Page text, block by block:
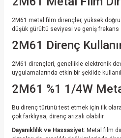
2M61 metal film dirençler, yüksek
düşük gürültü seviyesi ve geniş frekans
2M61 Direnç
2M61 dirençleri, genellikle elektronik
uygulamalarında etkin bir şekilde
2M61 %1 1/4W
Bu direnç türünü test etmek için ilk
çok farklıysa, direnç arızalı olabilir.
Dayanıklılık ve Hassasiyet: Metal film